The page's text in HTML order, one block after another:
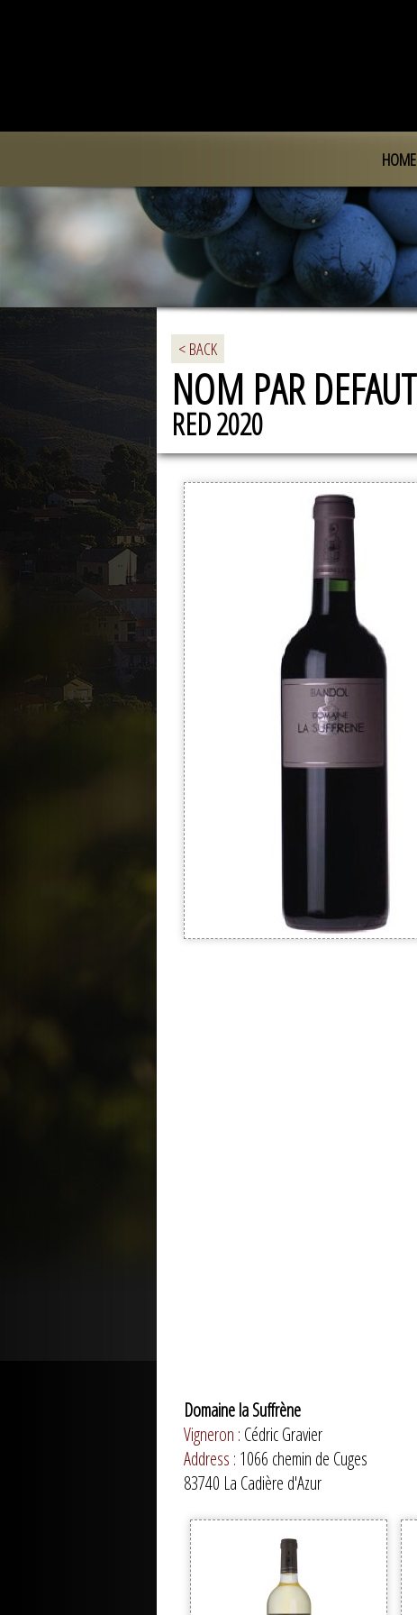
HOME
< BACK
NOM PAR DEFAUT
RED 2020
Domaine la Suffrène
Vigneron : Cédric Gravier
Address : 1066 chemin de Cuges
83740 La Cadière d'Azur